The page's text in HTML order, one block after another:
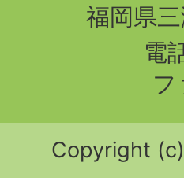
福岡県
電
フ
Copyright